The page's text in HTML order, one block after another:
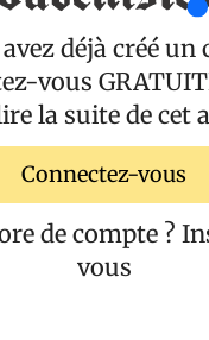
déjà créé un
vous
la suite de cet
Connectez-vous
de compte ?
vous